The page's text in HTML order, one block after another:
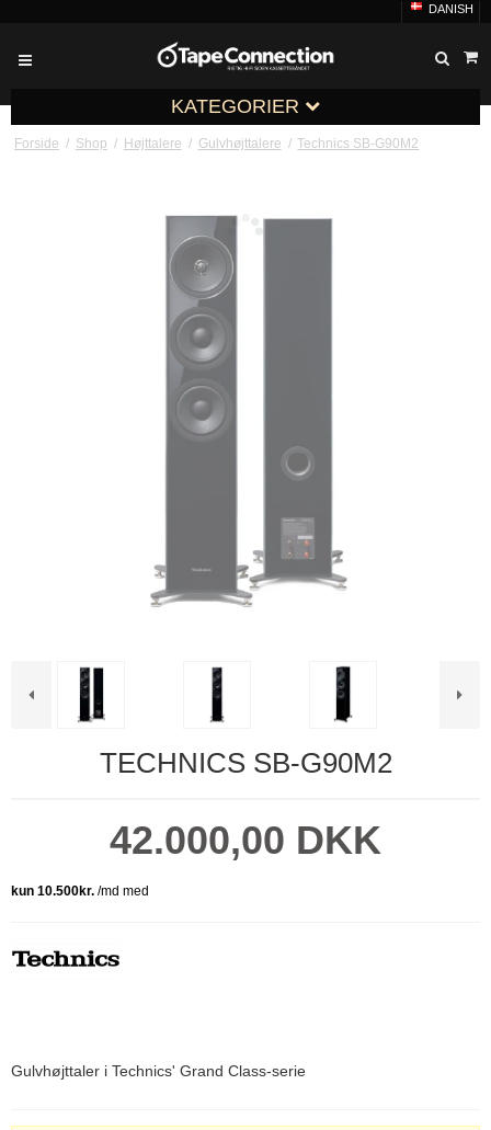
DANISH
KATEGORIER
Forside / Shop / Højttalere / Gulvhøjttalere / Technics SB-G90M2
TECHNICS SB-G90M2
42.000,00 DKK
Gulvhøjttaler i Technics' Grand Class-serie